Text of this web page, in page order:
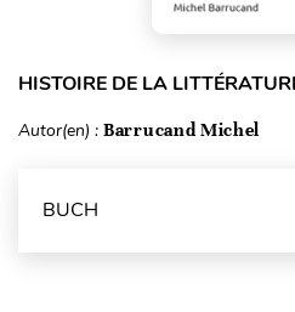
HISTOIRE DE LA
Autor(en) : Barrucand Michel
BUCH